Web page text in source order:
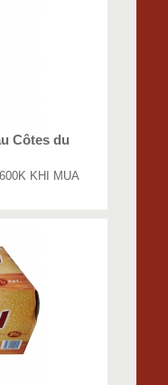
Côtes du
KHI MUA